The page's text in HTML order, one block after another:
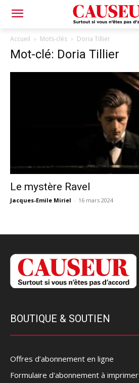
Accueil Mots-clés Doria Tillier
Mot-clé: Doria Tillier
Le mystère Ravel
Jacques-Emile Miriel - 16 mars 2024
BOUTIQUE & SOUTIEN
Offres d’abonnement en ligne
Formulaire d'abonnement à imprimer